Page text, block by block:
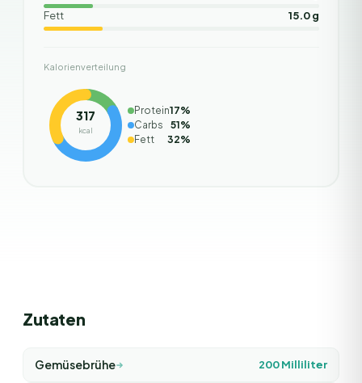
Fett
15.0 g
Kalorienverteilung
317
kcal
Protein17%
Carbs
51%
Fett
32%
Zutaten
Gemüsebrühe 200Milliliter